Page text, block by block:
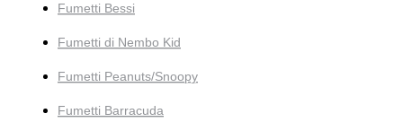
Fumetti Bessi
Fumetti di Nembo Kid
Fumetti Peanuts/Snoopy
Fumetti Barracuda